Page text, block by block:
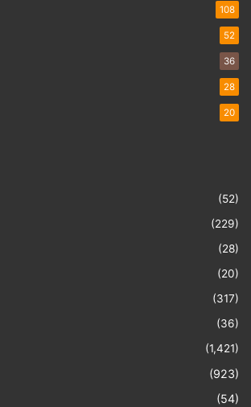
108
52
36
28
20
(52)
(229)
(28)
(20)
(317)
(36)
(1,421)
(923)
(54)